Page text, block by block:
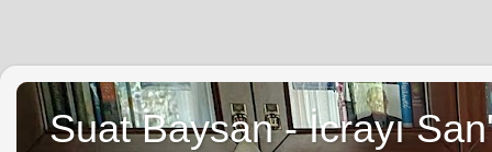
Suat Baysan - İcrayı